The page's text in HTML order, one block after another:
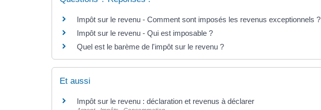
Impôt sur le revenu - Comment sont imposés les revenus exceptionnels ?
Impôt sur le revenu - Qui est imposable ?
Quel est le barème de l'impôt sur le revenu ?
Et aussi
Impôt sur le revenu : déclaration et revenus à déclarer